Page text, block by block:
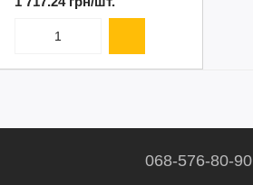
068-576-80-90